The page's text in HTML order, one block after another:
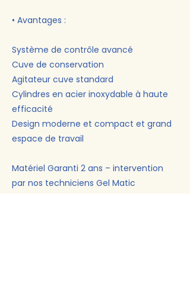
• Avantages :
Système de contrôle avancé
Cuve de conservation
Agitateur cuve standard
Cylindres en acier inoxydable à haute
efficacité
Design moderne et compact et grand
espace de travail
Matériel Garanti 2 ans – intervention
par nos techniciens Gel Matic